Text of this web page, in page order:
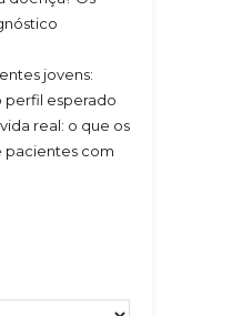
jovens:
perfil esperado
real: o que os
pacientes com